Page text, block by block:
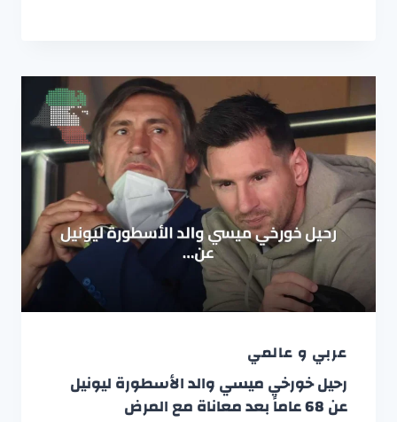
عربي و عالمي
رحيل خورخي ميسي والد الأسطورة ليونيل
عن 68 عاماً بعد معاناة مع المرض